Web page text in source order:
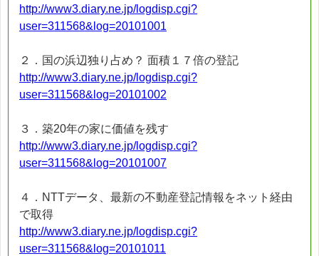
http://www3.diary.ne.jp/logdisp.cgi?
user=311568&log=20101001
２．国の浜辺独り占め？ 面積１７倍の登記
http://www3.diary.ne.jp/logdisp.cgi?
user=311568&log=20101002
３．築20年の家に価値を残す
http://www3.diary.ne.jp/logdisp.cgi?
user=311568&log=20101007
４．NTTデータ、最新の不動産登記情報をネット経由
で取得
http://www3.diary.ne.jp/logdisp.cgi?
user=311568&log=20101011